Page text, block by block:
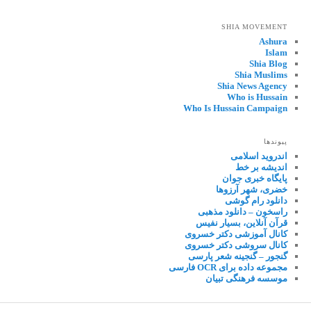
SHIA MOVEMENT
Ashura
Islam
Shia Blog
Shia Muslims
Shia News Agency
Who is Hussain
Who Is Hussain Campaign
پیوندها
اندروید اسلامی
اندیشه بر خط
پایگاه خبری جوان
خضری، شهر آرزوها
دانلود رام گوشی
راسخون – دانلود مذهبی
قرآن آنلاین، بسیار نفیس
کانال آموزشی دکتر خسروی
کانال سروشی دکتر خسروی
گنجور – گنجینه شعر پارسی
مجموعه داده برای OCR فارسی
موسسه فرهنگی تبیان